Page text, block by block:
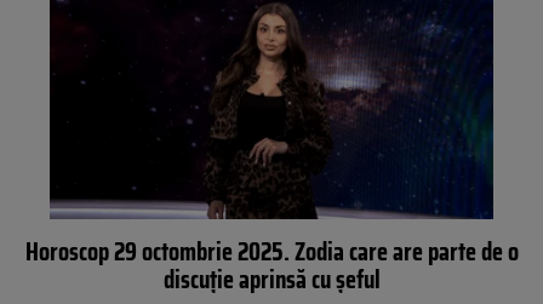
Horoscop 29 octombrie 2025. Zodia care are parte de o
discuție aprinsă cu șeful